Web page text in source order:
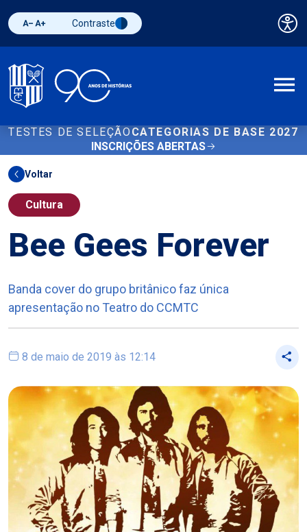
Diminuir fonte
Aumentar fonteAlternar contraste
Contraste
TESTES DE SELEÇÃO CATEGORIAS DE BASE 2027
INSCRIÇÕES ABERTAS
Voltar
Cultura
Bee Gees Forever
Banda cover do grupo britânico faz única
apresentação no Teatro do CCMTC
8 de maio de 2019 às 12:14